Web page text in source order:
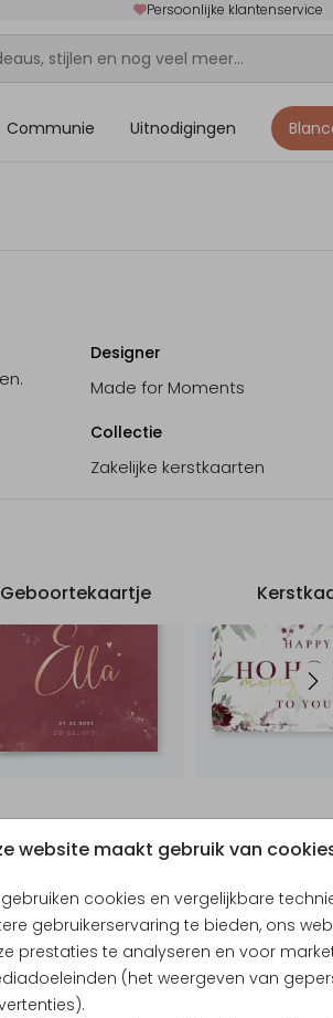
Persoonlijke klantenservice
Communie Uitnodigingen
website maakt gebruik van
gebruiken cookies en vergelijkbare
gebruikerservaring te bieden, ons
prestaties te analyseren en voor
(het weergeven van
Designer
Made for Moments
Collectie
Zakelijke kerstkaarten
Geboortekaartje